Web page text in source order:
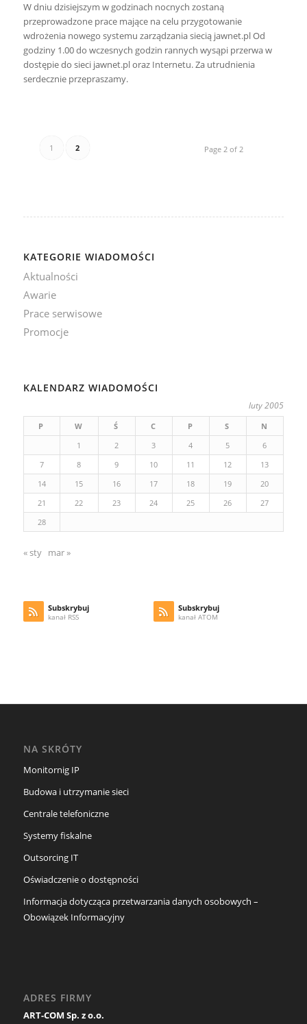
W dniu dzisiejszym w godzinach nocnych zostaną
przeprowadzone prace mające na celu przygotowanie
wdrożenia nowego systemu zarządzania siecią jawnet.pl Od
godziny 1.00 do wczesnych godzin rannych wysąpi przerwa w
dostępie do sieci jawnet.pl oraz Internetu. Za utrudnienia
serdecznie przepraszamy.
Page 2 of 2
1 2
KATEGORIE WIADOMOŚCI
Aktualności
Awarie
Prace serwisowe
Promocje
KALENDARZ WIADOMOŚCI
luty 2005
P W Ś C P S
N
1
2 3 4 5
6
7
8 9 10 11 12
13
14
15 16 17 18 19
20
21
22 23 24 25 26
27
28
« sty mar »
Subskrybuj
kanał RSS
Subskrybuj
kanał ATOM
NA SKRÓTY
Monitornig IP
Budowa i utrzymanie sieci
Centrale telefoniczne
Systemy fiskalne
Outsorcing IT
Oświadczenie o dostępności
Informacja dotycząca przetwarzania danych osobowych –
Obowiązek Informacyjny
ADRES FIRMY
ART-COM Sp. z o.o.